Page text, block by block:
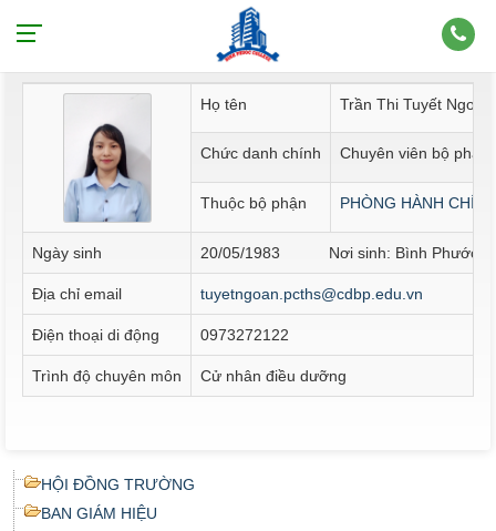
Thông tin nhân sự
Họ tên Trần Thi Tuyết Ngoan
Chức danh chính Chuyên viên bộ phận
Thuộc bộ phận PHÒNG HÀNH
Ngày sinh 20/05/1983 Nơi sinh: Bình Phước
Địa chỉ email tuyetngoan.pcths@cdbp.edu.vn
Điện thoại di động 0973272122
Trình độ chuyên môn Cử nhân điều dưỡng
HỘI ĐỒNG TRƯỜNG
BAN GIÁM HIỆU